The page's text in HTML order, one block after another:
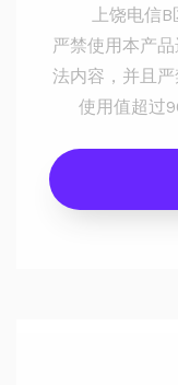
上饶电信
严禁使用本产
法内容，并且
使用值超过